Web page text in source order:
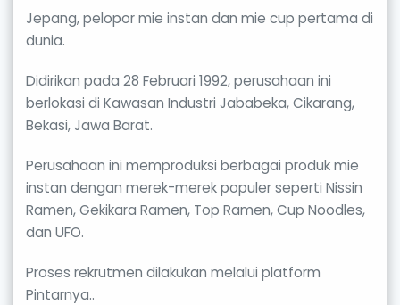
Jepang, pelopor mie instan dan mie cup pertama di
dunia.
Didirikan pada 28 Februari 1992, perusahaan ini
berlokasi di Kawasan Industri Jababeka, Cikarang,
Bekasi, Jawa Barat.
Perusahaan ini memproduksi berbagai produk mie
instan dengan merek-merek populer seperti Nissin
Ramen, Gekikara Ramen, Top Ramen, Cup Noodles,
dan UFO.
Proses rekrutmen dilakukan melalui platform
Pintarnya..